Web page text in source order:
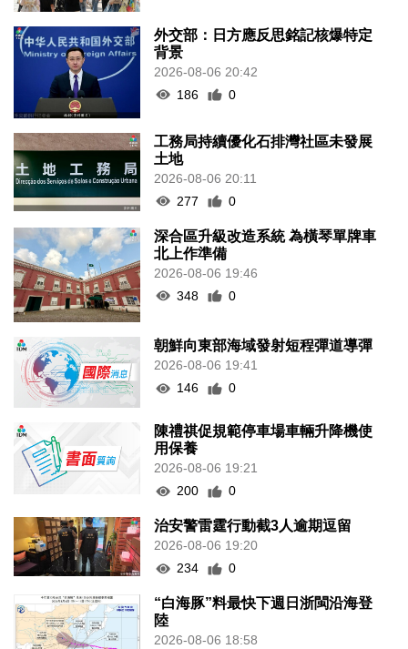
外交部：日方應反思銘記核爆特定
背景
2026-08-06 20:42
186
0
工務局持續優化石排灣社區未發展
土地
2026-08-06 20:11
277
0
深合區升級改造系統 為橫琴單牌車
北上作準備
2026-08-06 19:46
348
0
朝鮮向東部海域發射短程彈道導彈
2026-08-06 19:41
146
0
陳禮祺促規範停車場車輛升降機使
用保養
2026-08-06 19:21
200
0
治安警雷霆行動截3人逾期逗留
2026-08-06 19:20
234
0
“白海豚”料最快下週日浙閩沿海登
陸
2026-08-06 18:58